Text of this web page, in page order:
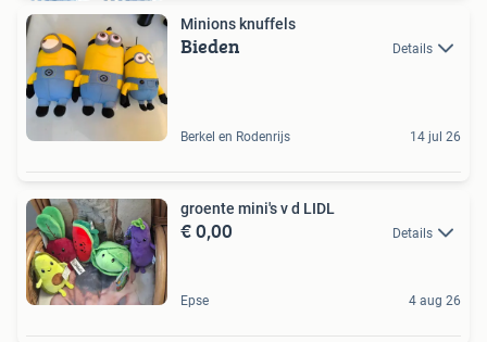
Minions knuffels
Bieden Details
Berkel en Rodenrijs 14 jul 26
groente mini's v d LIDL
€ 0,00 Details
Epse 4 aug 26